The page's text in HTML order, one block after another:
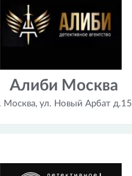
Алиби Москва
Москва, ул. Новый Арбат д.15